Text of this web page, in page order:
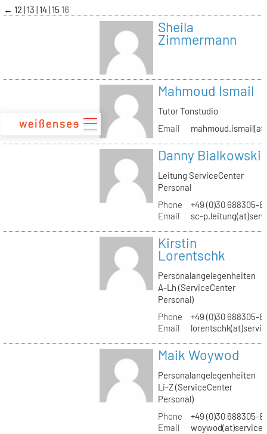
zum
Inhalt
← 12 13 14 15 16
Sheila
Zimmermann
Mahmoud Ismail
Tutor Tonstudio
Email
Danny Bialkowski
Leitung ServiceCenter
Personal
Phone
+49 (0)30 688305-
Email
sc-
Kirstin
Lorentschk
Personalangelegenheiten
A-Lh (ServiceCenter
Personal)
Phone
+49 (0)30 688305-
Email
Maik Woywod
Personalangelegenheiten
Li-Z (ServiceCenter
Personal)
Phone
+49 (0)30 688305-
Email